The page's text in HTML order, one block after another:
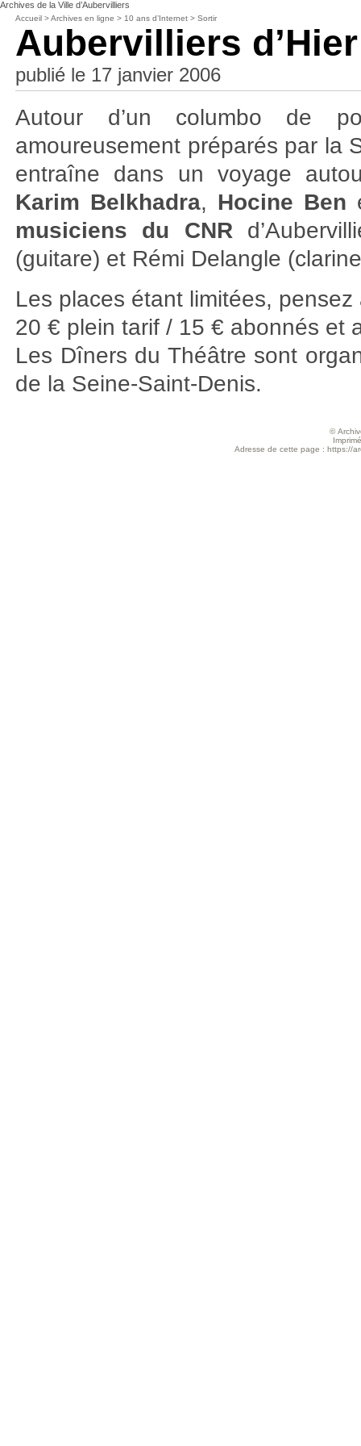
Archives de la Ville d’Aubervilliers
Accueil >Archives en ligne > 10 ans d’Internet >Sortir
Aubervilliers
publié le 17 janvier 2006
Autour d’un columbo de
amoureusement préparés par la
entraîne dans un voyage
Karim Belkhadra, Hocine Ben
musiciens du CNR
(guitare) et Rémi Delangle
Les places étant limitées, pensez
20 € plein tarif / 15 € abonnés et
Les Dîners du Théâtre sont
de la Seine-Saint-Denis.
©
Adresse de cette page : https://